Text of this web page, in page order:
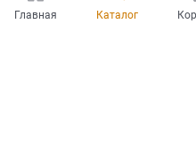
Главная Каталог